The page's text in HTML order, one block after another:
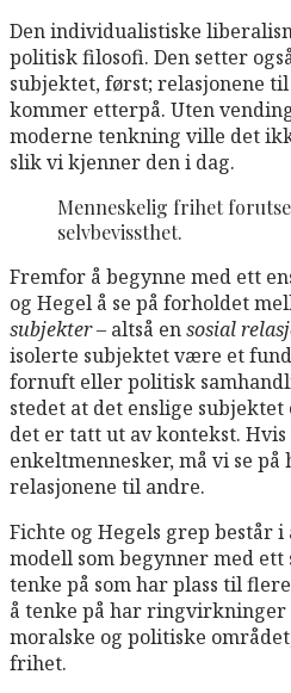
Den individualistiske
politisk filosofi. Den setter
subjektet, først; relasjonene
kommer etterpå. Uten
moderne tenkning ville det
slik vi kjenner den i dag.
Menneskelig frihet
selvbevissthet.
Fremfor å begynne med ett
og Hegel å se på forholdet
subjekter– altså ensosial
isolerte subjektet være et
fornuft eller politisk
stedet at det enslige
det er tatt ut av kontekst.
enkeltmennesker, må vi se
relasjonene til andre.
Fichte og Hegels grep består
modell som begynner med
tenke på som har plass til
å tenke på har ringvirkninger
moralske og politiske
frihet.